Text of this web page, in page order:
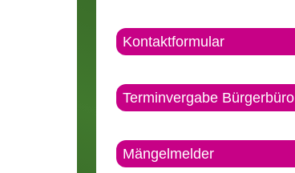
Kontaktformular
Terminvergabe Bürgerbüro
Mängelmelder